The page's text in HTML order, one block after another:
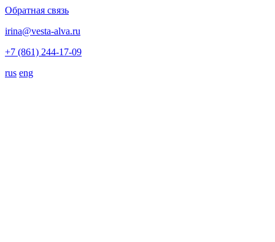
Обратная связь
irina@vesta-alva.ru
+7 (861) 244-17-09
rus eng